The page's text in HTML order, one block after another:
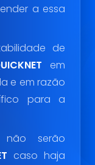
a essa
de
em
e em razão
para a
serão
caso haja